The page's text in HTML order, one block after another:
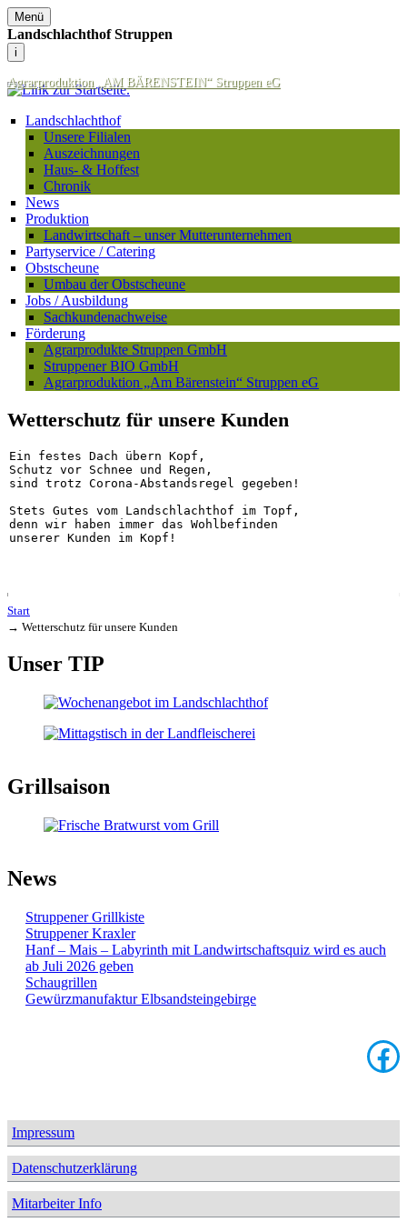
Menü
Landschlachthof Struppen
i
Agrarproduktion „AM BÄRENSTEIN“ Struppen eG
Landschlachthof
Unsere Filialen
Auszeichnungen
Haus- & Hoffest
Chronik
News
Produktion
Landwirtschaft – unser Mutterunternehmen
Partyservice / Catering
Obstscheune
Umbau der Obstscheune
Jobs / Ausbildung
Sachkundenachweise
Förderung
Agrarprodukte Struppen GmbH
Struppener BIO GmbH
Agrarproduktion „Am Bärenstein“ Struppen eG
Wetterschutz für unsere Kunden
Ein festes Dach übern Kopf,
Schutz vor Schnee und Regen,
sind trotz Corona-Abstandsregel gegeben!
Stets Gutes vom Landschlachthof im Topf,
denn wir haben immer das Wohlbefinden
unserer Kunden im Kopf!
Start
→ Wetterschutz für unsere Kunden
Unser TIP
Grillsaison
News
Struppener Grillkiste
Struppener Kraxler
Hanf – Mais – Labyrinth mit Landwirtschaftsquiz wird es auch
ab Juli 2026 geben
Schaugrillen
Gewürzmanufaktur Elbsandsteingebirge
Impressum
Datenschutzerklärung
Mitarbeiter Info